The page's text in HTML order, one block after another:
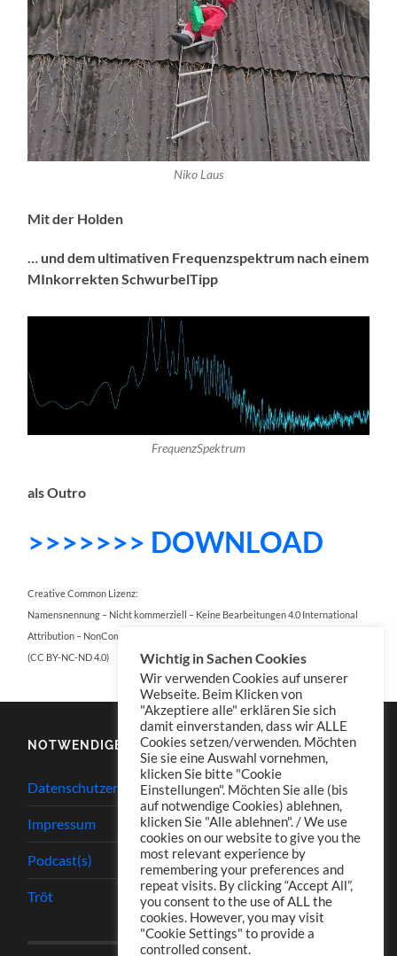
Niko Laus
Mit der Holden
… und dem ultimativen Frequenzspektrum nach einem
MInkorrekten SchwurbelTipp
FrequenzSpektrum
als Outro
>>>>>>> DOWNLOAD
Creative Common Lizenz:
Namensnennung – Nicht kommerziell – Keine Bearbeitungen 4.0 International
Attribution – NonCommercial – NoDerivatives 4.0 International
(CC BY-NC-ND 4.0)
NOTWENDIGES
Datenschutzerklärung
Impressum
Podcast(s)
Tröt
Wichtig in Sachen Cookies
Wir verwenden Cookies auf unserer
Webseite. Beim Klicken von
"Akzeptiere alle" erklären Sie sich
damit einverstanden, dass wir ALLE
Cookies setzen/verwenden. Möchten
Sie sie eine Auswahl vornehmen,
klicken Sie bitte "Cookie
Einstellungen". Möchten Sie alle (bis
auf notwendige Cookies) ablehnen,
klicken Sie "Alle ablehnen". / We use
cookies on our website to give you the
most relevant experience by
remembering your preferences and
repeat visits. By clicking “Accept All”,
you consent to the use of ALL the
cookies. However, you may visit
"Cookie Settings" to provide a
controlled consent.